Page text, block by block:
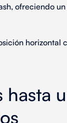
, ofreciendo
horizontal
hasta